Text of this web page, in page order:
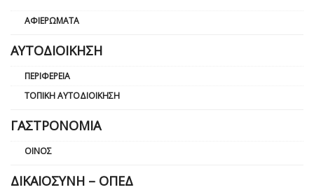
ΑΦΙΕΡΏΜΑΤΑ
ΑΥΤΟΔΙΟΊΚΗΣΗ
ΠΕΡΙΦΈΡΕΙΑ
ΤΟΠΙΚΉ ΑΥΤΟΔΙΟΊΚΗΣΗ
ΓΑΣΤΡΟΝΟΜΊΑ
ΟΊΝΟΣ
ΔΙΚΑΙΟΣΎΝΗ – ΟΠΕΔ